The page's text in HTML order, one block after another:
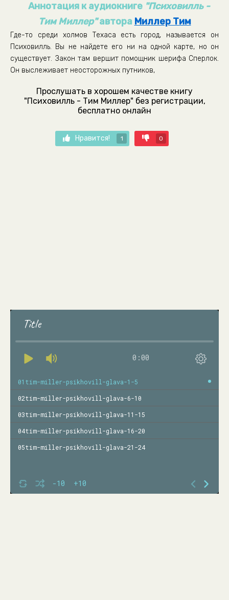
Аннотация к аудиокниге "Психовилль -
Тим Миллер"автора Миллер Тим
Где-то среди холмов Техаса есть город, называется он
Психовилль. Вы не найдете его ни на одной карте, но он
существует. Закон там вершит помощник шерифа Сперлок.
Он выслеживает неосторожных путников,
Прослушать в хорошем качестве книгу
"Психовилль - Тим Миллер" без регистрации,
бесплатно онлайн
Нравится! 1 0
Title
0:00
-10 +10
01tim-miller-psikhovill-glava-1-5
02tim-miller-psikhovill-glava-6-10
03tim-miller-psikhovill-glava-11-15
04tim-miller-psikhovill-glava-16-20
05tim-miller-psikhovill-glava-21-24